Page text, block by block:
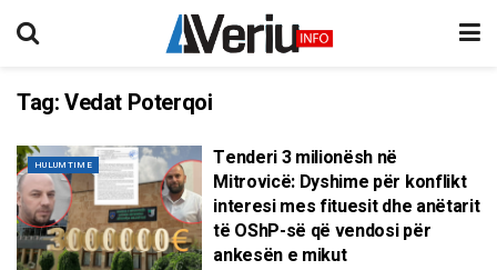
Tag:Vedat Poterqoi
HULUMTIME
Tenderi 3 milionësh në
Mitrovicë: Dyshime për konflikt
interesi mes fituesit dhe anëtarit
të OShP-së që vendosi për
ankesën e mikut